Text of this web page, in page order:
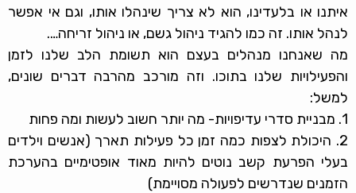
איתנו או בלעדינו, הוא לא צריך שינהלו אותו, וגם אי אפשר
לנהל אותו. זה כמו להגיד ניהול גשם, או ניהול זריחה….
מה שאנחנו מנהלים בעצם הוא תשומת הלב שלנו לזמן
והפעילויות שלנו בתוכו. וזה מורכב מהרבה דברים שונים,
למשל:
1. מבניית סדרי עדיפויות- מה יותר חשוב לעשות ומה פחות
2. היכולת לצפות כמה זמן כל פעילות תארך (אנשים וילדים
בעלי הפרעת קשב נוטים להיות מאוד אופטימיים בהערכת
הזמנים שנדרשים לפעולה מסויימת)